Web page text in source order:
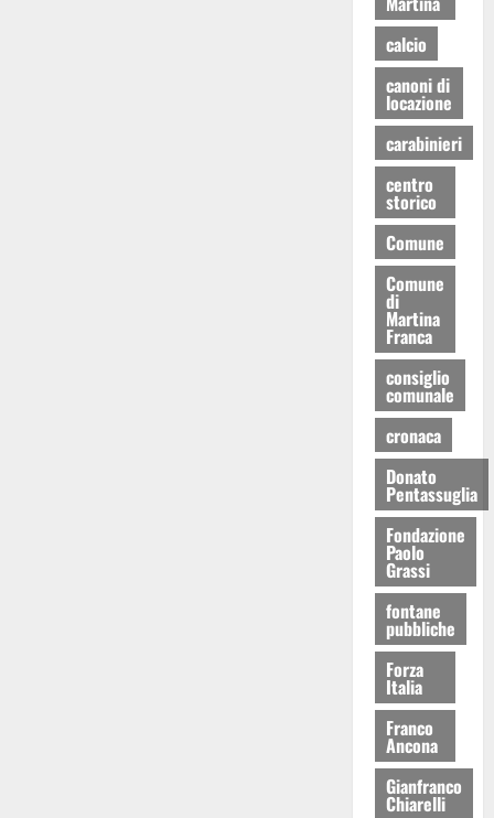
calcio
canoni di
locazione
carabinieri
centro
storico
Comune
Comune
di
Martina
Franca
consiglio
comunale
cronaca
Donato
Pentassuglia
Fondazione
Paolo
Grassi
fontane
pubbliche
Forza
Italia
Franco
Ancona
Gianfranco
Chiarelli